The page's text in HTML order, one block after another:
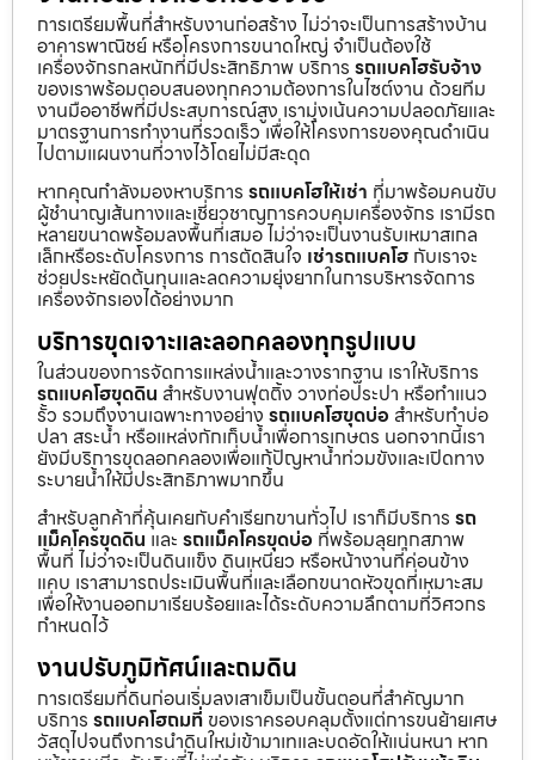
การเตรียมพื้นที่สำหรับงานก่อสร้าง ไม่ว่าจะเป็นการสร้างบ้าน
อาคารพาณิชย์ หรือโครงการขนาดใหญ่ จำเป็นต้องใช้
เครื่องจักรกลหนักที่มีประสิทธิภาพ บริการ รถแบคโฮรับจ้าง
ของเราพร้อมตอบสนองทุกความต้องการในไซต์งาน ด้วยทีม
งานมืออาชีพที่มีประสบการณ์สูง เรามุ่งเน้นความปลอดภัยและ
มาตรฐานการทำงานที่รวดเร็ว เพื่อให้โครงการของคุณดำเนิน
ไปตามแผนงานที่วางไว้โดยไม่มีสะดุด
หากคุณกำลังมองหาบริการ รถแบคโฮให้เช่า ที่มาพร้อมคนขับ
ผู้ชำนาญเส้นทางและเชี่ยวชาญการควบคุมเครื่องจักร เรามีรถ
หลายขนาดพร้อมลงพื้นที่เสมอ ไม่ว่าจะเป็นงานรับเหมาสเกล
เล็กหรือระดับโครงการ การตัดสินใจ เช่ารถแบคโฮ กับเราจะ
ช่วยประหยัดต้นทุนและลดความยุ่งยากในการบริหารจัดการ
เครื่องจักรเองได้อย่างมาก
บริการขุดเจาะและลอกคลองทุกรูปแบบ
ในส่วนของการจัดการแหล่งน้ำและวางรากฐาน เราให้บริการ
รถแบคโฮขุดดิน สำหรับงานฟุตติ้ง วางท่อประปา หรือทำแนว
รั้ว รวมถึงงานเฉพาะทางอย่าง รถแบคโฮขุดบ่อ สำหรับทำบ่อ
ปลา สระน้ำ หรือแหล่งกักเก็บน้ำเพื่อการเกษตร นอกจากนี้เรา
ยังมีบริการขุดลอกคลองเพื่อแก้ปัญหาน้ำท่วมขังและเปิดทาง
ระบายน้ำให้มีประสิทธิภาพมากขึ้น
สำหรับลูกค้าที่คุ้นเคยกับคำเรียกขานทั่วไป เราก็มีบริการ รถ
แม็คโครขุดดิน และ รถแม็คโครขุดบ่อ ที่พร้อมลุยทุกสภาพ
พื้นที่ ไม่ว่าจะเป็นดินแข็ง ดินเหนียว หรือหน้างานที่ค่อนข้าง
แคบ เราสามารถประเมินพื้นที่และเลือกขนาดหัวขุดที่เหมาะสม
เพื่อให้งานออกมาเรียบร้อยและได้ระดับความลึกตามที่วิศวกร
กำหนดไว้
งานปรับภูมิทัศน์และถมดิน
การเตรียมที่ดินก่อนเริ่มลงเสาเข็มเป็นขั้นตอนที่สำคัญมาก
บริการ รถแบคโฮถมที่ ของเราครอบคลุมตั้งแต่การขนย้ายเศษ
วัสดุไปจนถึงการนำดินใหม่เข้ามาเทและบดอัดให้แน่นหนา หาก